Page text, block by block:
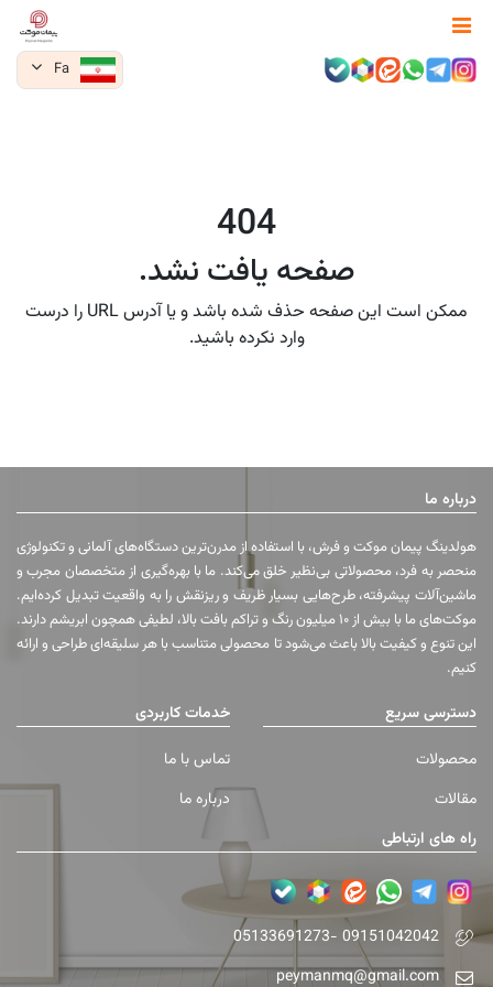
Fa
404
صفحه یافت نشد.
ممکن است این صفحه حذف شده باشد و یا آدرس URL را درست
وارد نکرده باشید.
درباره ما
هولدینگ پیمان موکت و فرش، با استفاده از مدرن‌ترین دستگاه‌های آلمانی و تکنولوژی
منحصر به فرد، محصولاتی بی‌نظیر خلق می‌کند. ما با بهره‌گیری از متخصصان مجرب و
ماشین‌آلات پیشرفته، طرح‌هایی بسیار ظریف و ریزنقش را به واقعیت تبدیل کرده‌ایم.
موکت‌های ما با بیش از ۱۰ میلیون رنگ و تراکم بافت بالا، لطیفی همچون ابریشم دارند.
این تنوع و کیفیت بالا باعث می‌شود تا محصولی متناسب با هر سلیقه‌ای طراحی و ارائه
کنیم.
دسترسی سریع
محصولات
مقالات
خدمات کاربردی
تماس با ما
درباره ما
راه های ارتباطی
05133691273- 09151042042
peymanmq@gmail.com